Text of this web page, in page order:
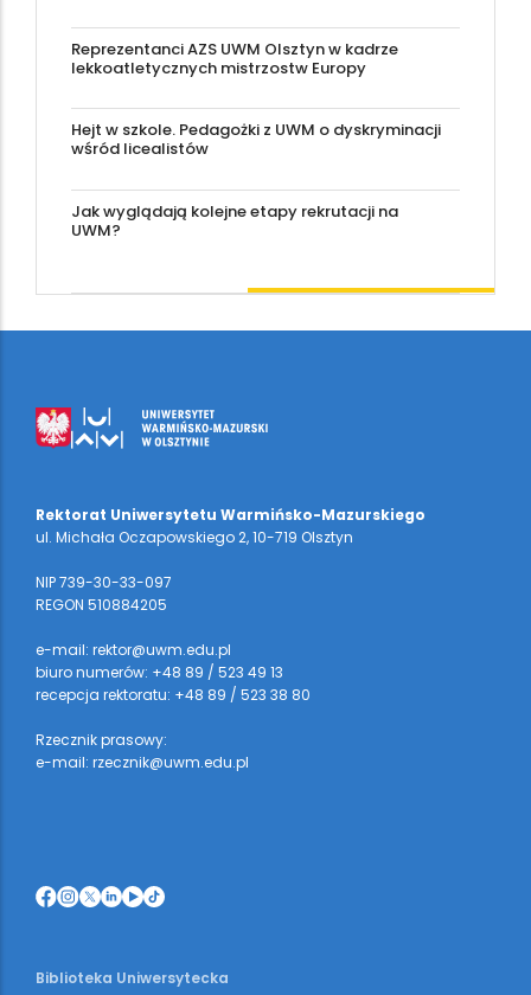
Reprezentanci AZS UWM Olsztyn w kadrze
lekkoatletycznych mistrzostw Europy
Hejt w szkole. Pedagożki z UWM o dyskryminacji
wśród licealistów
Jak wyglądają kolejne etapy rekrutacji na
UWM?
Rektorat Uniwersytetu Warmińsko-Mazurskiego
ul. Michała Oczapowskiego 2, 10-719 Olsztyn
NIP 739-30-33-097
REGON 510884205
e-mail: rektor@uwm.edu.pl
biuro numerów: +48 89 / 523 49 13
recepcja rektoratu: +48 89 / 523 38 80
Rzecznik prasowy:
e-mail: rzecznik@uwm.edu.pl
Biblioteka Uniwersytecka